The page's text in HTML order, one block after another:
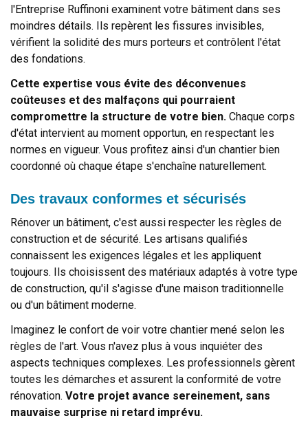
l'Entreprise Ruffinoni examinent votre bâtiment dans ses
moindres détails. Ils repèrent les fissures invisibles,
vérifient la solidité des murs porteurs et contrôlent l'état
des fondations.
Cette expertise vous évite des déconvenues
coûteuses et des malfaçons qui pourraient
compromettre la structure de votre bien. Chaque corps
d'état intervient au moment opportun, en respectant les
normes en vigueur. Vous profitez ainsi d'un chantier bien
coordonné où chaque étape s'enchaîne naturellement.
Des travaux conformes et sécurisés
Rénover un bâtiment, c'est aussi respecter les règles de
construction et de sécurité. Les artisans qualifiés
connaissent les exigences légales et les appliquent
toujours. Ils choisissent des matériaux adaptés à votre type
de construction, qu'il s'agisse d'une maison traditionnelle
ou d'un bâtiment moderne.
Imaginez le confort de voir votre chantier mené selon les
règles de l'art. Vous n'avez plus à vous inquiéter des
aspects techniques complexes. Les professionnels gèrent
toutes les démarches et assurent la conformité de votre
rénovation. Votre projet avance sereinement, sans
mauvaise surprise ni retard imprévu.